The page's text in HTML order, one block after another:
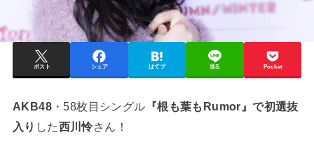
ポスト シェア はてブ 送る Pocket
AKB48・58枚目シングル 『根も葉もRumor』で初選抜
入り した西川怜さん！